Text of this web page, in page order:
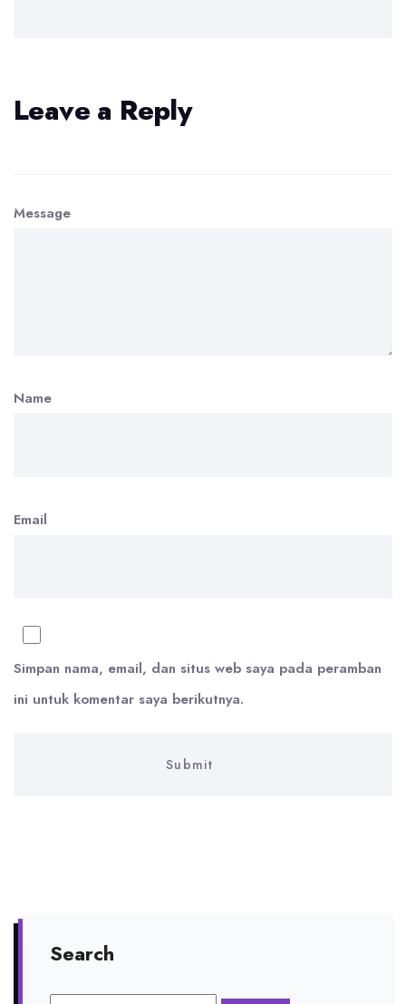
Leave a Reply
Message
Name
Email
Simpan nama, email, dan situs web saya pada peramban
ini untuk komentar saya berikutnya.
Search